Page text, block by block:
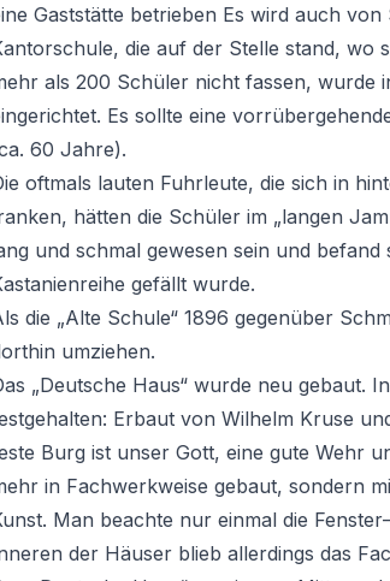
Gaststätte betrieben Es wird auch
die auf der Stelle stand, wo
als 200 Schüler nicht fassen, wurde
Es sollte eine
60 Jahre).
oftmals lauten Fuhrleute, die sich in
hätten die Schüler im „langen
und schmal gewesen sein und
gefällt wurde.
die „Alte Schule“ 1896 gegenüber
umziehen.
„Deutsche Haus“ wurde neu gebaut.
Erbaut von Wilhelm Kruse
Burg ist unser Gott, eine gute Wehr
in Fachwerkweise gebaut, sondern
Man beachte nur einmal die
der Häuser blieb allerdings das